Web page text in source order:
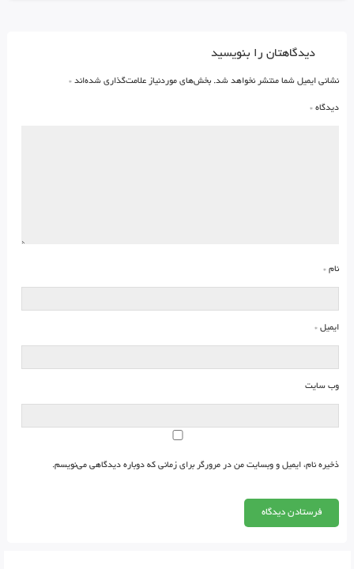
دیدگاهتان را بنویسید
نشانی ایمیل شما منتشر نخواهد شد. بخش‌های موردنیاز علامت‌گذاری شده‌اند *
دیدگاه *
نام *
ایمیل *
وب‌ سایت
ذخیره نام، ایمیل و وبسایت من در مرورگر برای زمانی که دوباره دیدگاهی می‌نویسم.